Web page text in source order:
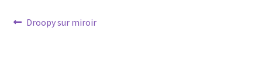
Navigation
Article
Droopy sur miroir